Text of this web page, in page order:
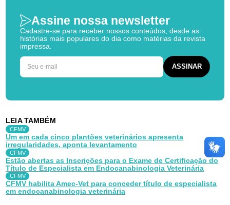
Assine nossa newsletter
Cadastre-se para receber nossos conteúdos, desde as
histórias mais populares do dia como matérias da revista
impressa.
LEIA TAMBÉM
CFMV
Um em cada cinco plantões veterinários apresenta
irregularidades, aponta levantamento
CFMV
Estão abertas as Inscrições para o Exame de Certificação do
Título de Especialista em Endocanabinologia Veterinária
CFMV
CFMV habilita Amec-Vet para conceder título de especialista
em endocanabinologia veterinária